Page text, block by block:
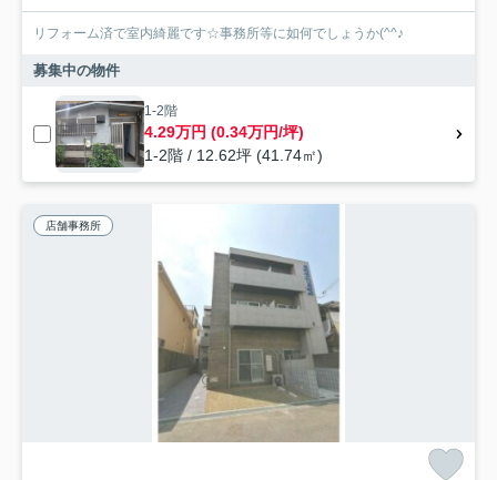
リフォーム済で室内綺麗です☆事務所等に如何でしょうか(^^♪
募集中の物件
1-2階
4.29万円 (0.34万円/坪)
1-2階 / 12.62坪 (41.74㎡)
店舗事務所